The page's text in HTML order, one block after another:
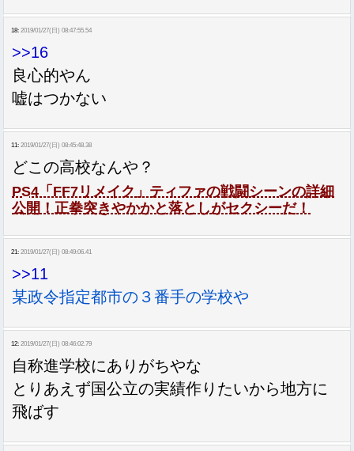
18: 2019/01/27(日) 08:47:55.54
>>16
良心的やん
嘘はつかない
11: 2019/01/27(日) 08:45:48.38
どこの高校なんや？
PS4「FF7リメイク」ティファの戦闘シーンの詳細
公開！正拳突きやかかと落としがセクシーだ！
21: 2019/01/27(日) 08:49:06.41
>>11
某政令指定都市の３番手の学校や
12: 2019/01/27(日) 08:46:02.79
自称進学校にありがちやな
とりあえず国公立の実績作りたいから地方に
飛ばす